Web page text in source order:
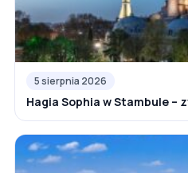
5 sierpnia 2026
Hagia Sophia w Stambule –